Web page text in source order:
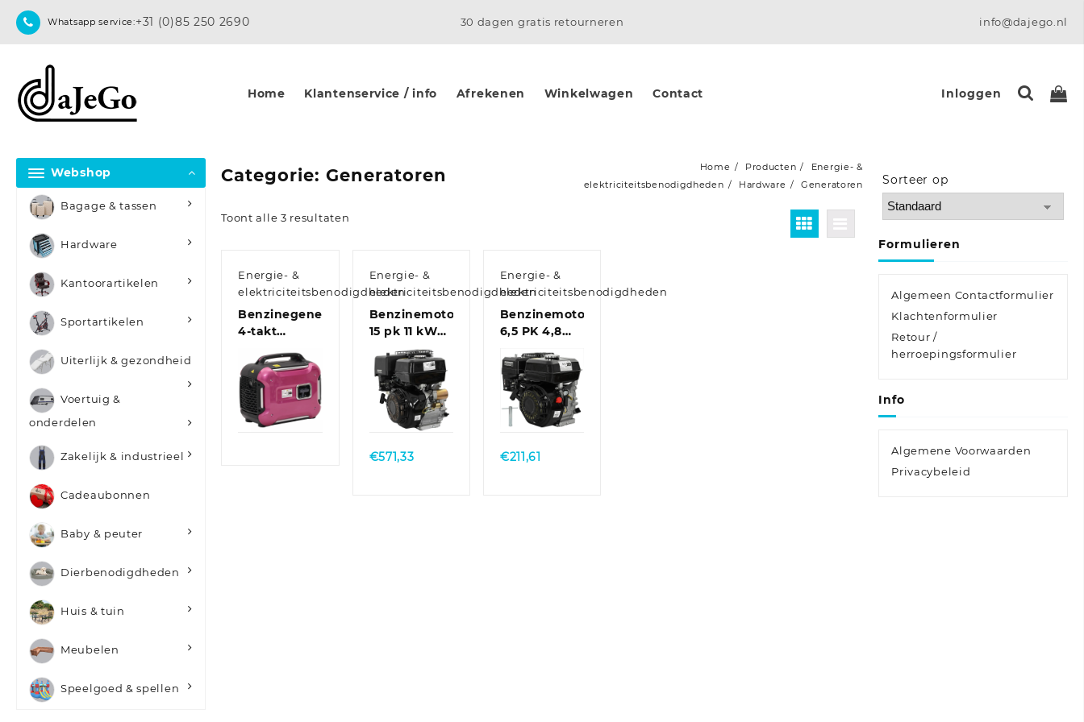
Whatsapp service:+31 (0)85 250 2690 30 dagen gratis retourneren info@dajego.nl
Home Klantenservice / info Afrekenen Winkelwagen Contact Inloggen
Webshop
Bagage & tassen
Hardware
Kantoorartikelen
Sportartikelen
Uiterlijk & gezondheid
Voertuig &
onderdelen
Zakelijk & industrieel
Cadeaubonnen
Baby & peuter
Dierbenodigdheden
Huis & tuin
Meubelen
Speelgoed & spellen
Categorie:Generatoren Home Producten
Energie- &
elektriciteitsbenodigdheden
Hardware Generatoren
Toont alle 3 resultaten
Energie- &
elektriciteitsbenodigdheden
Benzinegenerator
4-takt
2900W
Quick
View
Energie- &
elektriciteitsbenodigdheden
Benzinemotor
15 pk 11 kW
zwart
Quick
View
€571,33
Energie- &
elektriciteitsbenodigdheden
Benzinemotor
6,5 PK 4,8
Quick
View
€211,61
Sorteer op
Sort Products
Formulieren
Algemeen Contactformulier
Klachtenformulier
Retour /
herroepingsformulier
Info
Algemene Voorwaarden
Privacybeleid